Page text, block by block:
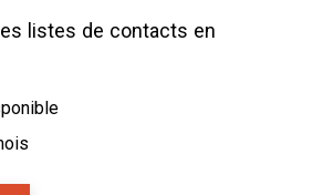
listes de contacts en